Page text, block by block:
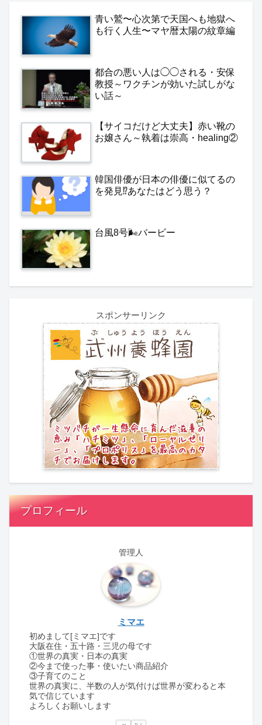
青い鷲〜心次第で天国へも地獄へ
も行く人生〜マヤ暦太陽の紋章編
都合の悪い人は◯◯される・安保
教授～ワクチンが効いた試しがな
い話～
【サイコだけど大丈夫】赤い靴の
お嬢さん～執着は崇高・healing②
韓国俳優が日本の俳優に似てるの
を発見⁉️あなたはどう思う？
台風8号🌬️バービー
スポンサーリンク
プロフィール
管理人
ミマエ
初めまして[ミマエ]です
大阪在住・五十路・三児の母です
①世界の真実・日本の真実
②今まで使った事・使いたい商品紹介
③子育てのこと
世界の真実に、半数の人が気付けば世界が変わると本
気で信じています
よろしくお願いします